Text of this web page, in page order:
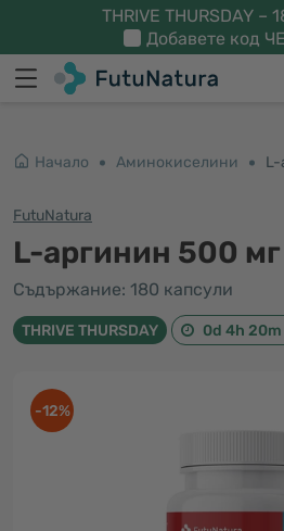
THRIVE THURSDAY –
Добавете код
Начало Аминокиселини L-
FutuNatura
L-аргинин 500 мг
Съдържание: 180 капсули
THRIVE THURSDAY 0d 4h
-12%